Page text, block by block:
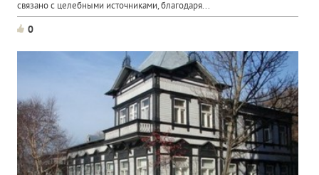
связано с целебными источниками, благодаря...
0